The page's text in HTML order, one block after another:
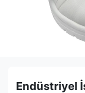
Endüstriyel